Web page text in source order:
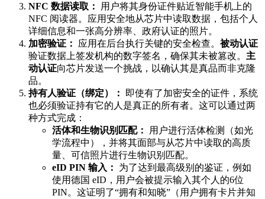
NFC 数据读取：
用户将其身份证件贴近智能手机上的
NFC 阅读器。应用安全地从芯片中读取数据，包括个人
详细信息和一张高分辨率、政府认证的照片。
加密验证：
应用在后台执行关键的安全检查。 被动认证
验证数据上签发机构的数字签名，确保其未被篡改。 主
动认证向芯片发送一个挑战，以确认其是真品而非克隆
品。
持有人验证（绑定）：
即使有了加密安全的证件，系统
也必须验证持有它的人是真正的所有者。这可以通过两
种方式完成：
活体和生物识别匹配：
用户进行活体检测（如光
学流程中），并将其面部与从芯片中读取的高质
量、可信照片进行生物识别匹配。
eID PIN 输入：
为了达到最高级别的鉴证，例如
使用德国 eID，用户会被提示输入其个人的6位
PIN。这证明了“拥有和知晓”（用户拥有卡片并知